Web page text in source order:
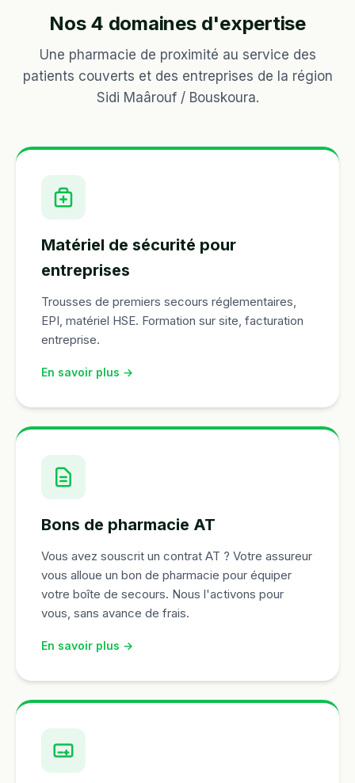
Nos 4 domaines d'expertise
Une pharmacie de proximité au service des
patients couverts et des entreprises de la région
Sidi Maârouf / Bouskoura.
Matériel de sécurité pour
entreprises
Trousses de premiers secours réglementaires,
EPI, matériel HSE. Formation sur site, facturation
entreprise.
En savoir plus →
Bons de pharmacie AT
Vous avez souscrit un contrat AT ? Votre assureur
vous alloue un bon de pharmacie pour équiper
votre boîte de secours. Nous l'activons pour
vous, sans avance de frais.
En savoir plus →